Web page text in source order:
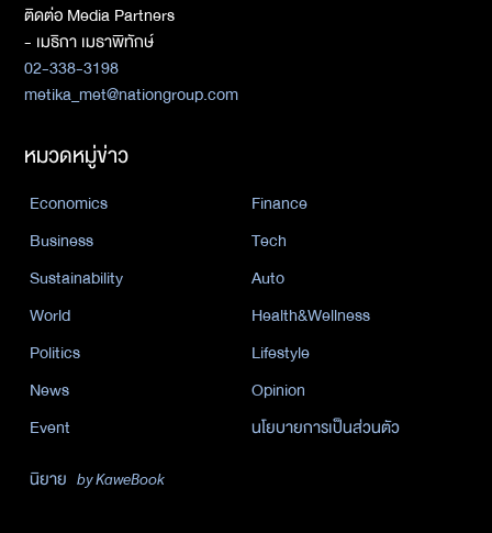
ติดต่อ Media Partners
- เมธิกา เมธาพิทักษ์
02-338-3198
metika_met@nationgroup.com
หมวดหมู่ข่าว
Economics
Finance
Business
Tech
Sustainability
Auto
World
Health&Wellness
Politics
Lifestyle
News
Opinion
Event
นโยบายการเป็นส่วนตัว
นิยาย by KaweBook